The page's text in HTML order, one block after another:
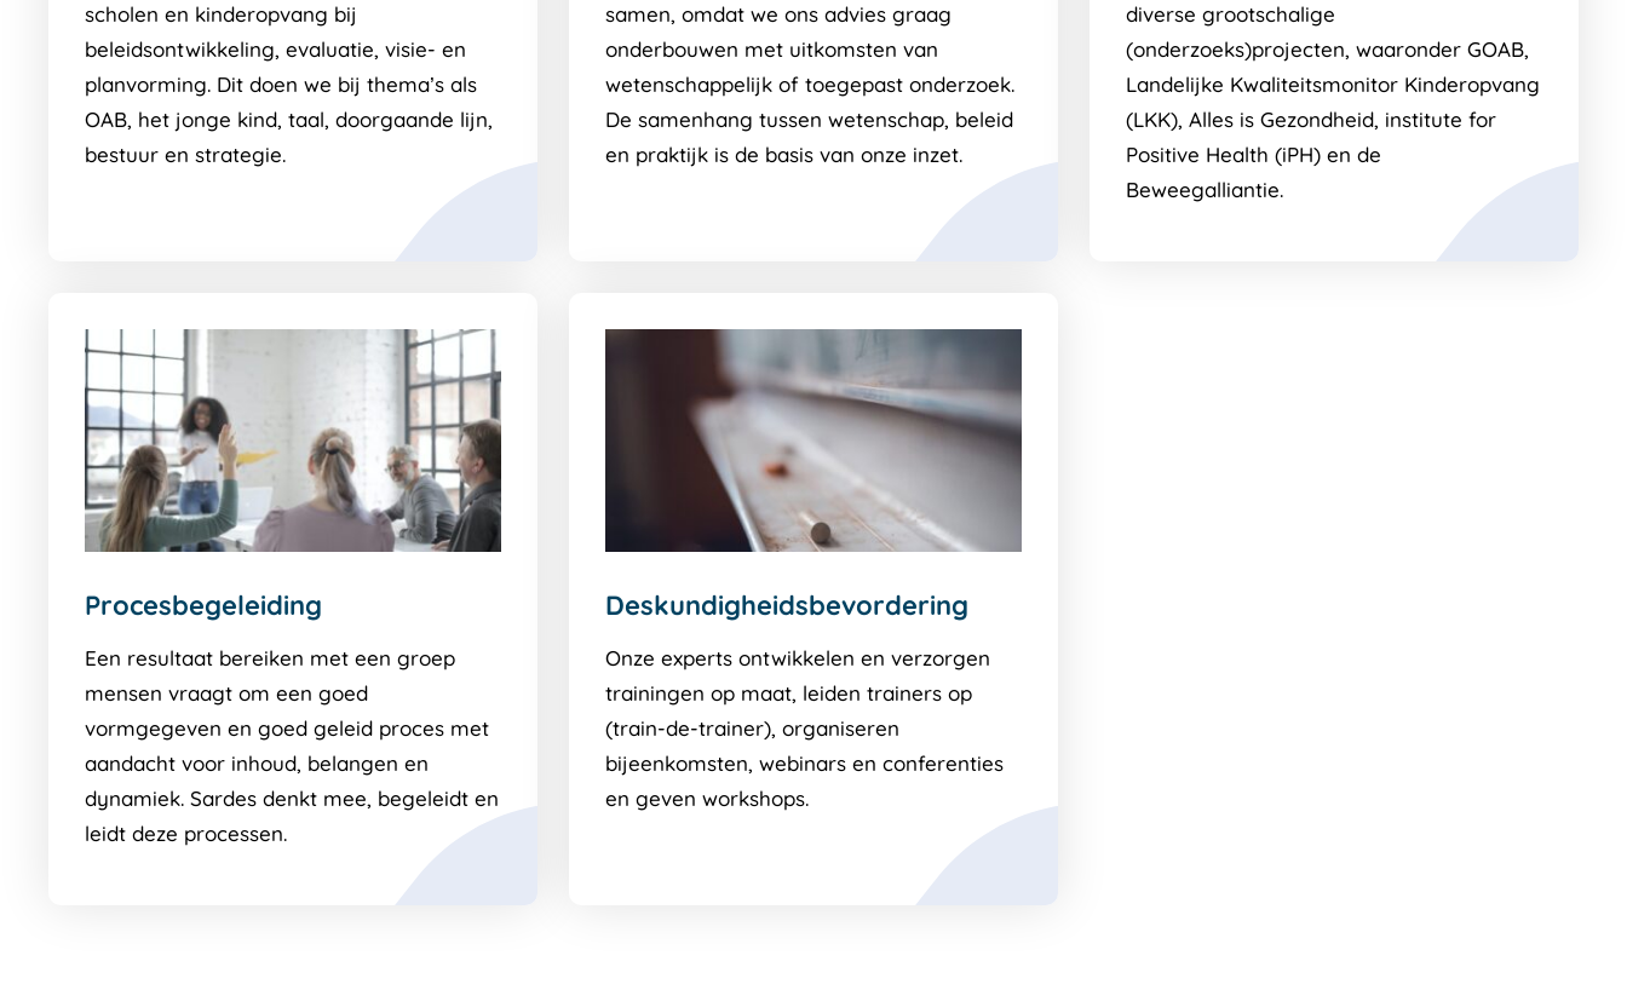
scholen en kinderopvang bij
beleidsontwikkeling, evaluatie, visie- en
planvorming. Dit doen we bij thema’s als
OAB, het jonge kind, taal, doorgaande lijn,
bestuur en strategie.
samen, omdat we ons advies graag
onderbouwen met uitkomsten van
wetenschappelijk of toegepast onderzoek.
De samenhang tussen wetenschap, beleid
en praktijk is de basis van onze inzet.
diverse grootschalige
(onderzoeks)projecten, waaronder GOAB,
Landelijke Kwaliteitsmonitor Kinderopvang
(LKK), Alles is Gezondheid, institute for
Positive Health (iPH) en de
Beweegalliantie.
Procesbegeleiding
Een resultaat bereiken met een groep
mensen vraagt om een goed
vormgegeven en goed geleid proces met
aandacht voor inhoud, belangen en
dynamiek. Sardes denkt mee, begeleidt en
leidt deze processen.
Deskundigheidsbevordering
Onze experts ontwikkelen en verzorgen
trainingen op maat, leiden trainers op
(train-de-trainer), organiseren
bijeenkomsten, webinars en conferenties
en geven workshops.